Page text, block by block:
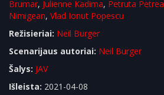
Brumar, Julienne Kadima, Petruta Petrea
Nimigean, Vlad Ionut Popescu
Režisieriai: Neil Burger
Scenarijaus autoriai: Neil Burger
Šalys: JAV
Išleista: 2021-04-08